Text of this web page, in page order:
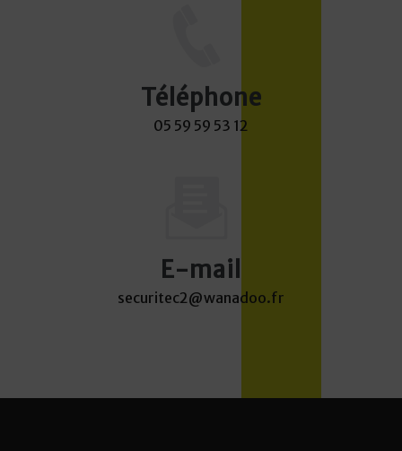
Téléphone
05 59 59 53 12
E-mail
securitec2@wanadoo.fr